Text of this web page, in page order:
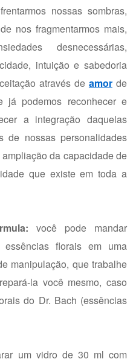
nossas sombras,
de nos fragmentarmos mais,
desnecessárias,
intuição e sabedoria
através de amorde
já podemos reconhecer e
a integração daquelas
de nossas personalidades
da capacidade de
que existe em toda a
você pode mandar
florais em uma
manipulação, que trabalhe
la você mesmo, caso
do Dr. Bach (essências
um vidro de 30 ml com